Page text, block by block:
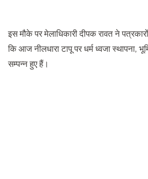
इस मौके पर मेलाधिकारी दीपक रावत ने
कि आज नीलधारा टापू पर धर्म ध्वजा स्थापना,
सम्पन्न हुए हैं।